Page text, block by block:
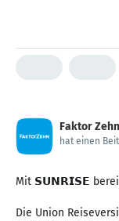
Faktor
hat einen
Mit 𝗦𝗨𝗡𝗥𝗜𝗦𝗘
Die Union